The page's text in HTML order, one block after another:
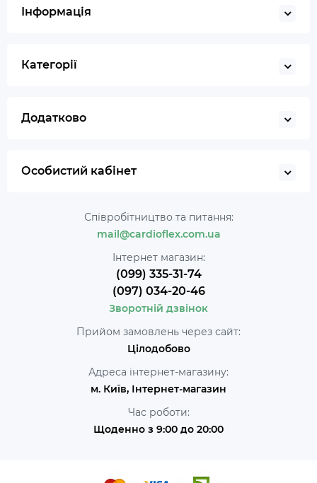
Інформація
Категорії
Додатково
Особистий кабінет
Співробітництво та питання:
mail@cardioflex.com.ua
Інтернет магазин:
(099) 335-31-74
(097) 034-20-46
Зворотній дзвінок
Прийом замовлень через сайт:
Цілодобово
Адреса інтернет-магазину:
м. Київ, Інтернет-магазин
Час роботи:
Щоденно з 9:00 до 20:00